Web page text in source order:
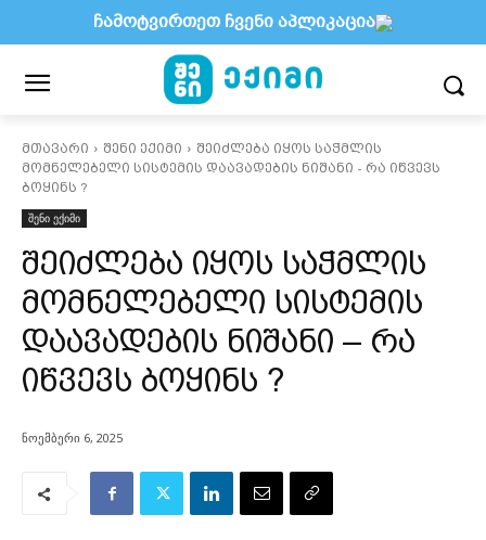
მთავარი შენი ექიმი
შეიძლება იყოს საჭმლის
მომნელებელი სისტემის დაავადების ნიშანი - რა იწვევს
ბოყინს ?
შენი ექიმი
შეიძლება იყოს საჭმლის
მომნელებელი სისტემის
დაავადების ნიშანი – რა
იწვევს ბოყინს ?
ნოემბერი 6, 2025
ჩამოტვირთეთ ჩვენი აპლიკაცია